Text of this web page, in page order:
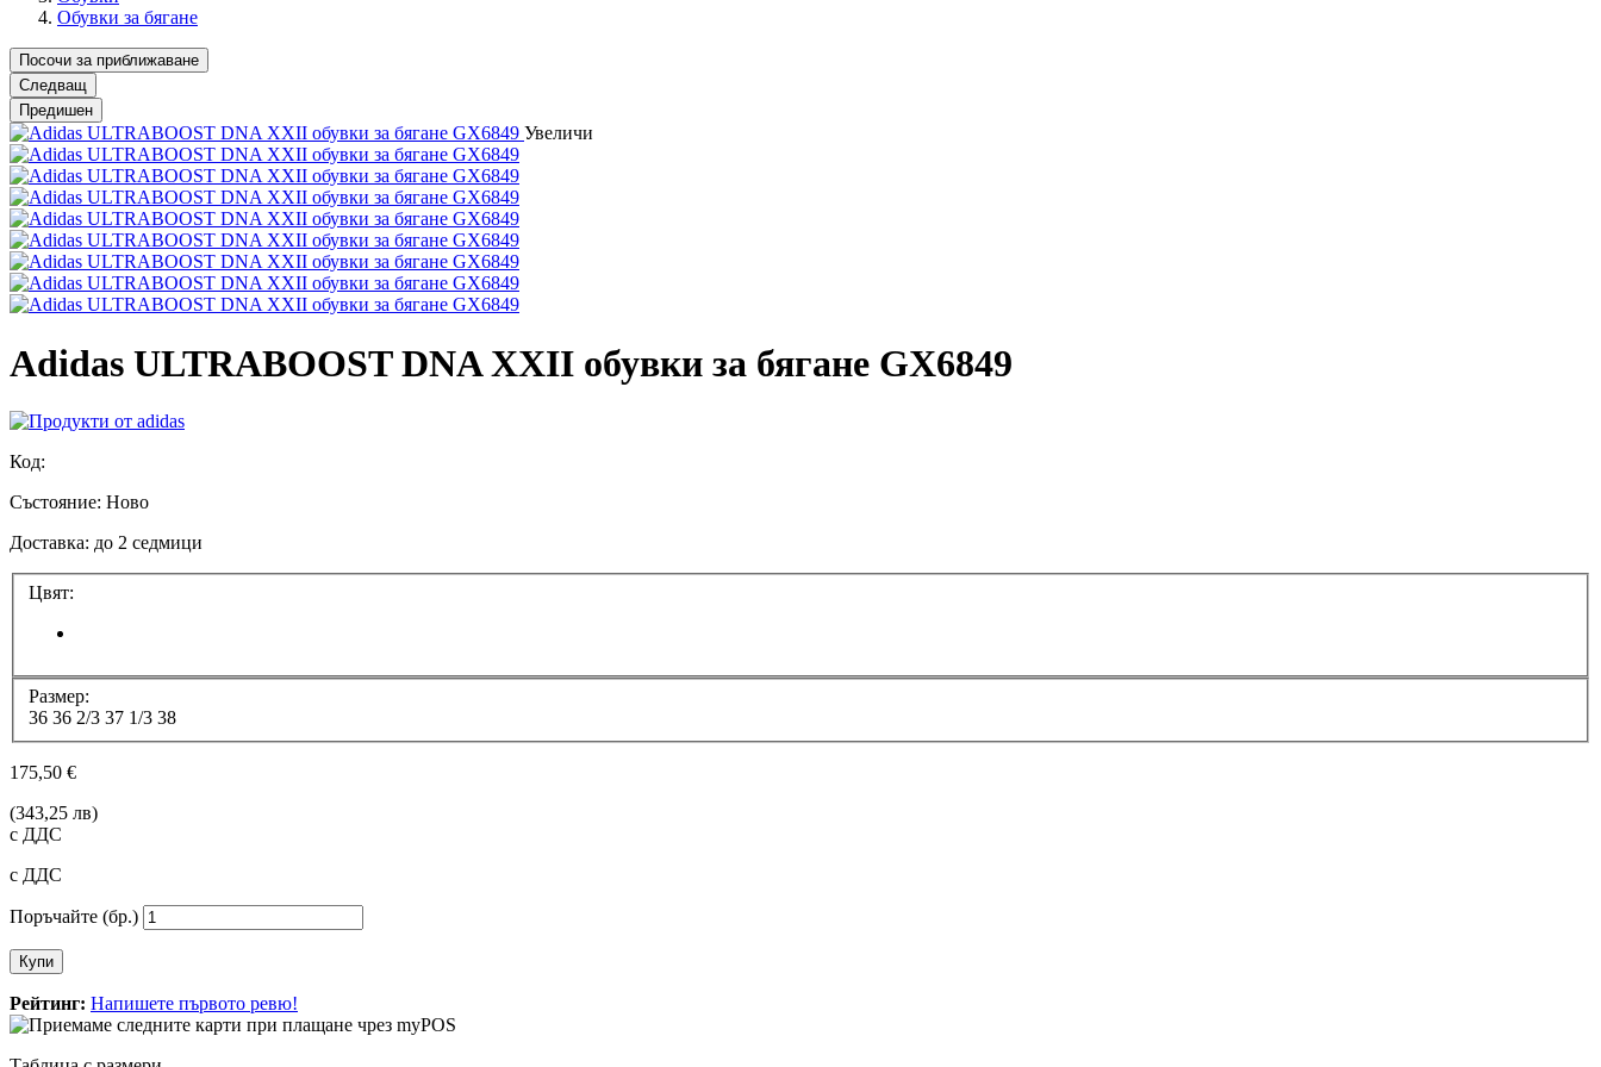
Обувки за бягане
Посочи за приближаване
Следващ
Предишен
Увеличи
Adidas ULTRABOOST DNA XXII обувки за бягане GX6849
Код:
Състояние: Ново
Доставка: до 2 седмици
Цвят:
Размер:
36 36 2/3 37 1/3 38
175,50 €
(343,25 лв)
с ДДС
с ДДС
Поръчайте (бр.)
Купи
Рейтинг: Напишете първото ревю!